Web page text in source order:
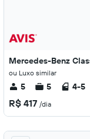
Mercedes-Benz
ou Luxo similar
5 5 4-5
R$ 417 /dia